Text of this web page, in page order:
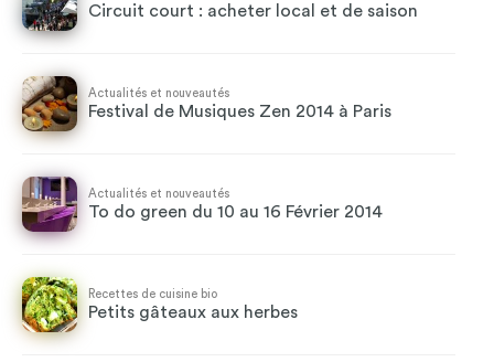
Circuit court : acheter local et de saison
Actualités et nouveautés
Festival de Musiques Zen 2014 à Paris
Actualités et nouveautés
To do green du 10 au 16 Février 2014
Recettes de cuisine bio
Petits gâteaux aux herbes